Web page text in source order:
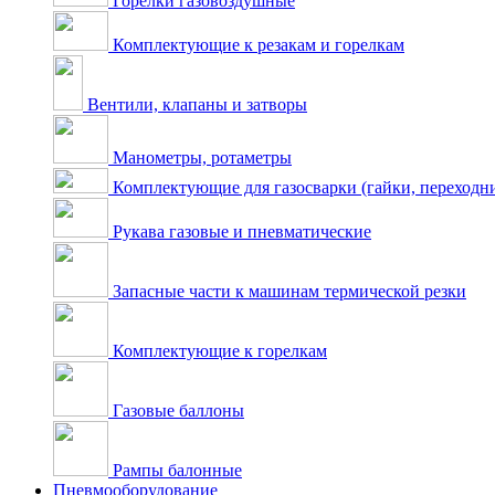
Комплектующие к резакам и горелкам
Вентили, клапаны и затворы
Манометры, ротаметры
Комплектующие для газосварки (гайки,
Рукава газовые и пневматические
Запасные части к машинам термической резки
Комплектующие к горелкам
Газовые баллоны
Рампы балонные
Пневмооборудование